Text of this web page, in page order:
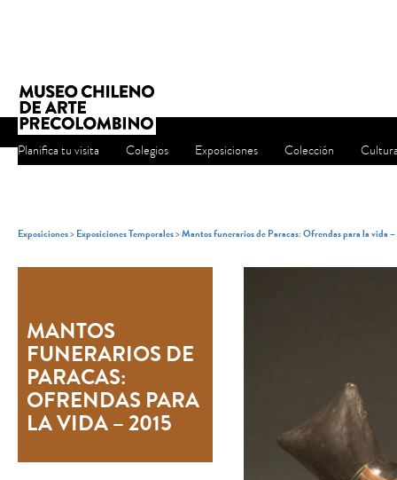
Planifica tu visita Colegios Exposiciones Colección
Exposiciones>Exposiciones Temporales>Mantos funerarios de Paracas: Ofrendas para la vida
MANTOS
FUNERARIOS DE
PARACAS:
OFRENDAS PARA
LA VIDA – 2015